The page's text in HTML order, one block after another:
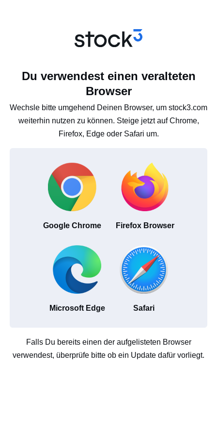
Du verwendest einen veralteten
Browser
Wechsle bitte umgehend Deinen Browser, um stock3.com
weiterhin nutzen zu können. Steige jetzt auf Chrome,
Firefox, Edge oder Safari um.
Google Chrome Firefox Browser
Microsoft Edge Safari
Falls Du bereits einen der aufgelisteten Browser
verwendest, überprüfe bitte ob ein Update dafür vorliegt.